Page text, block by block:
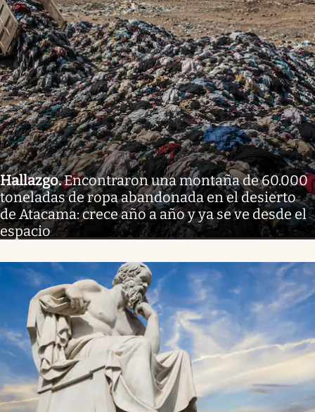
Hallazgo.Encontraron una montaña de 60.000
toneladas de ropa abandonada en el desierto
de Atacama: crece año a año y ya se ve desde el
espacio